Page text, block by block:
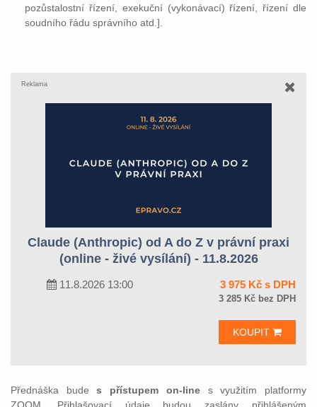
pozůstalostní řízení, exekuční (vykonávací) řízení, řízení dle
soudního řádu správního atd.].
Reklama
Claude (Anthropic) od A do Z v právní praxi
(online - živé vysílání) - 11.8.2026
11.8.2026 13:00 3 975 Kč s DPH
3 285 Kč bez DPH
KOUPIT
Přednáška budes přístupem on-lines využitím platformy